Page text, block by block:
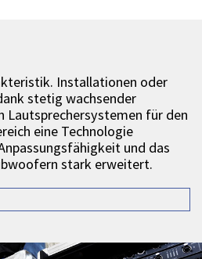
Installationen oder
stetig wachsender
Lautsprechersystemen für den
eine Technologie
und das
stark erweitert.